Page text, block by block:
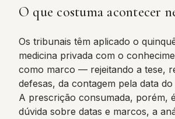
O que costuma acontecer
Os tribunais têm aplicado o
medicina privada com o
como marco — rejeitando a tese,
defesas, da contagem pela data
A prescrição consumada, porém,
dúvida sobre datas e marcos, a